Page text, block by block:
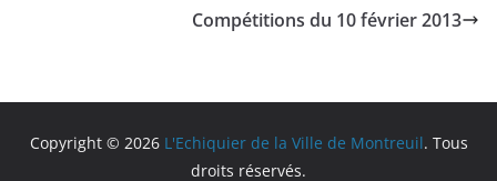
Compétitions du 10 février 2013
Copyright © 2026 L'Echiquier de la Ville de Montreuil. Tous
droits réservés.